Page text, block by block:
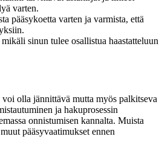
varten.
pääsykoetta varten ja varmista, että
sinun tulee osallistua haastatteluun
olla jännittävä mutta myös palkitseva
ja hakuprosessin
onnistumisen kannalta. Muista
pääsyvaatimukset ennen